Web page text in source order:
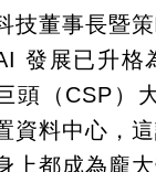
技董事長暨
發展已升格
頭（CSP）
資料中心，
上都成為龐